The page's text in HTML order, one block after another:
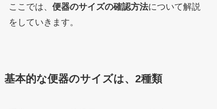
ここでは、 便器のサイズの確認方法について解説
をしていきます。
基本的な便器のサイズは、2種類